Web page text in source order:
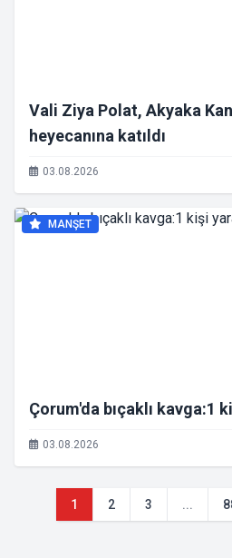
Vali Ziya Polat, Akyaka
heyecanına katıldı
03.08.2026
MANŞET
Çorum'da bıçaklı kavga:1
03.08.2026
1 2 3 ...